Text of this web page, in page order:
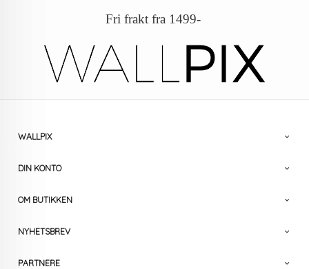
Fri frakt fra 1499-
WALLPIX
DIN KONTO
OM BUTIKKEN
NYHETSBREV
PARTNERE